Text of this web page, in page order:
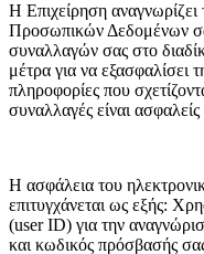
Η Επιχείρηση
Προσωπικών Δεδομένων
συναλλαγών σας στο
μέτρα για να εξασφαλίσει
πληροφορίες που
συναλλαγές είναι ασφαλείς
Η ασφάλεια του
επιτυγχάνεται ως εξής:
(user ID) για την
και κωδικός πρόσβασής